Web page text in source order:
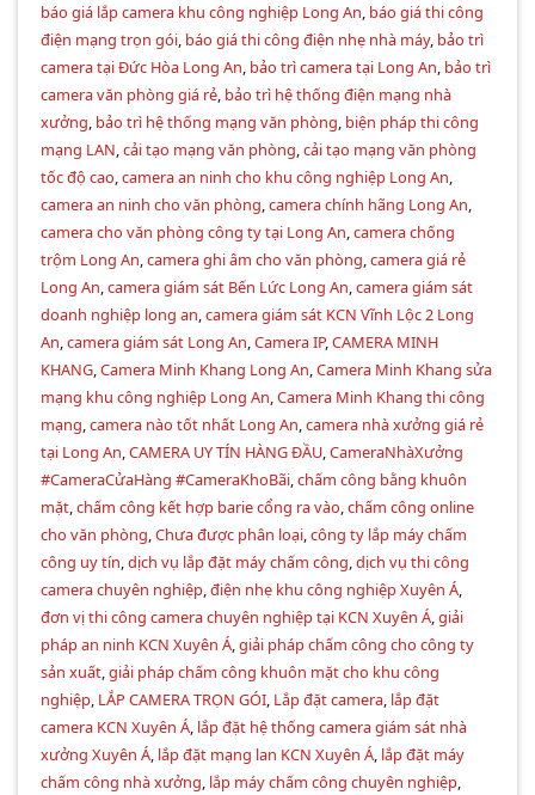
báo giá lắp camera khu công nghiệp Long An, báo giá thi công
điện mạng trọn gói, báo giá thi công điện nhẹ nhà máy, bảo trì
camera tại Đức Hòa Long An, bảo trì camera tại Long An, bảo trì
camera văn phòng giá rẻ, bảo trì hệ thống điện mạng nhà
xưởng, bảo trì hệ thống mạng văn phòng, biện pháp thi công
mạng LAN,cải tạo mạng văn phòng,cải tạo mạng văn phòng
tốc độ cao,camera an ninh cho khu công nghiệp Long An,
camera an ninh cho văn phòng,camera chính hãng Long An,
camera cho văn phòng công ty tại Long An,camera chống
trộm Long An,camera ghi âm cho văn phòng,camera giá rẻ
Long An,camera giám sát Bến Lức Long An,camera giám sát
doanh nghiệp long an,camera giám sát KCN Vĩnh Lộc 2 Long
An,camera giám sát Long An,Camera IP,CAMERA MINH
KHANG,Camera Minh Khang Long An,Camera Minh Khang sửa
mạng khu công nghiệp Long An,Camera Minh Khang thi công
mạng,camera nào tốt nhất Long An,camera nhà xưởng giá rẻ
tại Long An,CAMERA UY TÍN HÀNG ĐẦU,CameraNhàXưởng
#CameraCửaHàng #CameraKhoBãi,chấm công bằng khuôn
mặt,chấm công kết hợp barie cổng ra vào,chấm công online
cho văn phòng,Chưa được phân loại,công ty lắp máy chấm
công uy tín,dịch vụ lắp đặt máy chấm công,dịch vụ thi công
camera chuyên nghiệp,điện nhẹ khu công nghiệp Xuyên Á,
đơn vị thi công camera chuyên nghiệp tại KCN Xuyên Á,giải
pháp an ninh KCN Xuyên Á,giải pháp chấm công cho công ty
sản xuất,giải pháp chấm công khuôn mặt cho khu công
nghiệp, LẮP CAMERA TRỌN GÓI, Lắp đặt camera, lắp đặt
camera KCN Xuyên Á, lắp đặt hệ thống camera giám sát nhà
xưởng Xuyên Á, lắp đặt mạng lan KCN Xuyên Á, lắp đặt máy
chấm công nhà xưởng, lắp máy chấm công chuyên nghiệp,